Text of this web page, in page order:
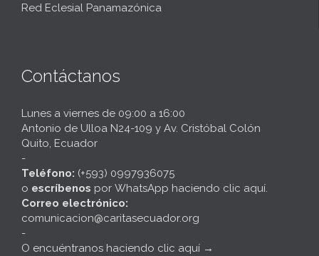
Red Eclesial Panamazónica
Contáctanos
Lunes a viernes de 09:00 a 16:00
Antonio de Ulloa N24-109 y Av. Cristóbal Colón
Quito, Ecuador
-
Teléfono: (+593) 0997936075
o escríbenos por WhatsApp haciendo clic aquí.
Correo electrónico:
comunicacion@caritasecuador.org
-
O encuéntranos haciendo clic aquí →